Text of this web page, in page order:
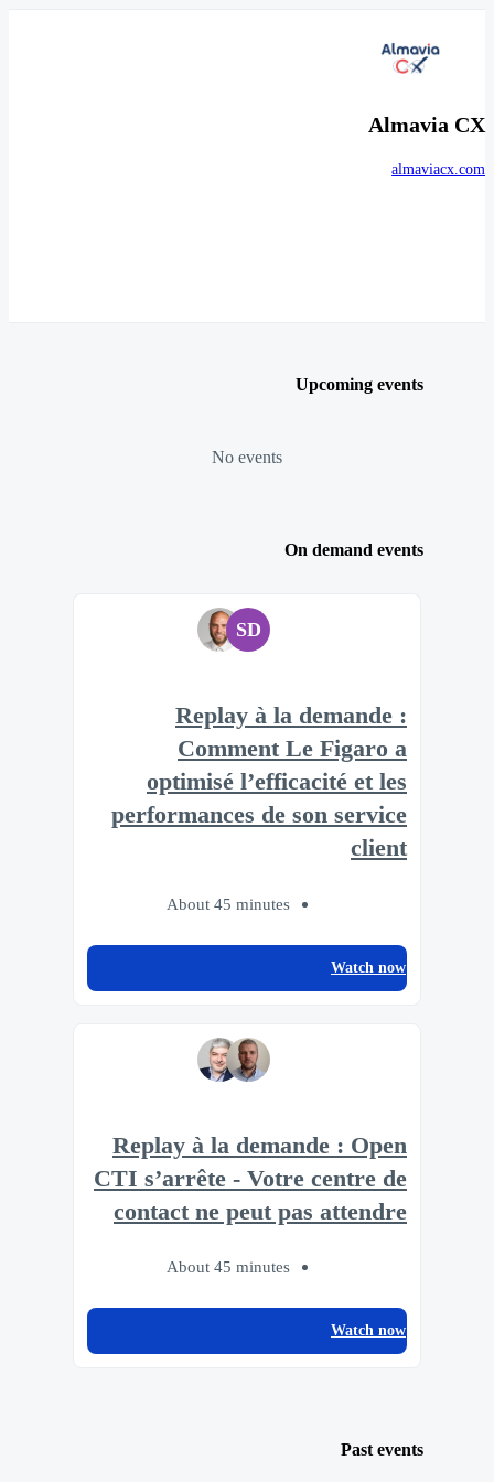
Almavia CX
almaviacx.com
Upcoming events
No events
On demand events
SD
Replay à la demande :
Comment Le Figaro a
optimisé l’efficacité et les
performances de son service
client
About 45 minutes
Watch now
Replay à la demande : Open
CTI s’arrête - Votre centre de
contact ne peut pas attendre
About 45 minutes
Watch now
Past events